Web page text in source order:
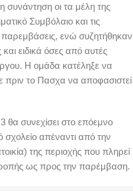
συνάντηση οι τα μέλη της
Συμβόλαιο και τις
παρεμβάσεις, ενώ συζητήθηκαν
και ειδικά όσες από αυτές
Η ομάδα κατέληξε να
πριν το Πασχα να αποφασιστεί
θα συνεχίσει στο επόεμνο
σχολείο απέναντι από την
της περιοχής που πληρεί
ως προς την παρέμβαση.